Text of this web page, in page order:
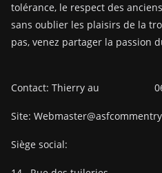
tolérance, le respect des
sans oublier les plaisirs de la
pas, venez partager la passion
Contact: Thierry au 06
Site:
Siège social: